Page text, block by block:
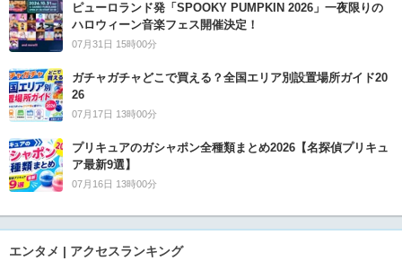
ピューロランド発「SPOOKY PUMPKIN 2026」一夜限りの
ハロウィーン音楽フェス開催決定！
07月31日 15時00分
ガチャガチャどこで買える？全国エリア別設置場所ガイド20
26
07月17日 13時00分
プリキュアのガシャポン全種類まとめ2026【名探偵プリキュ
ア最新9選】
07月16日 13時00分
エンタメ | アクセスランキング